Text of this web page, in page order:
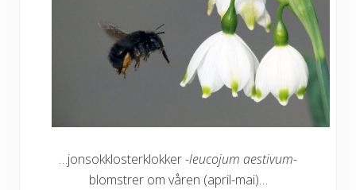
…jonsokklosterklokker-leucojum aestivum-
blomstrer om våren (april-mai)…